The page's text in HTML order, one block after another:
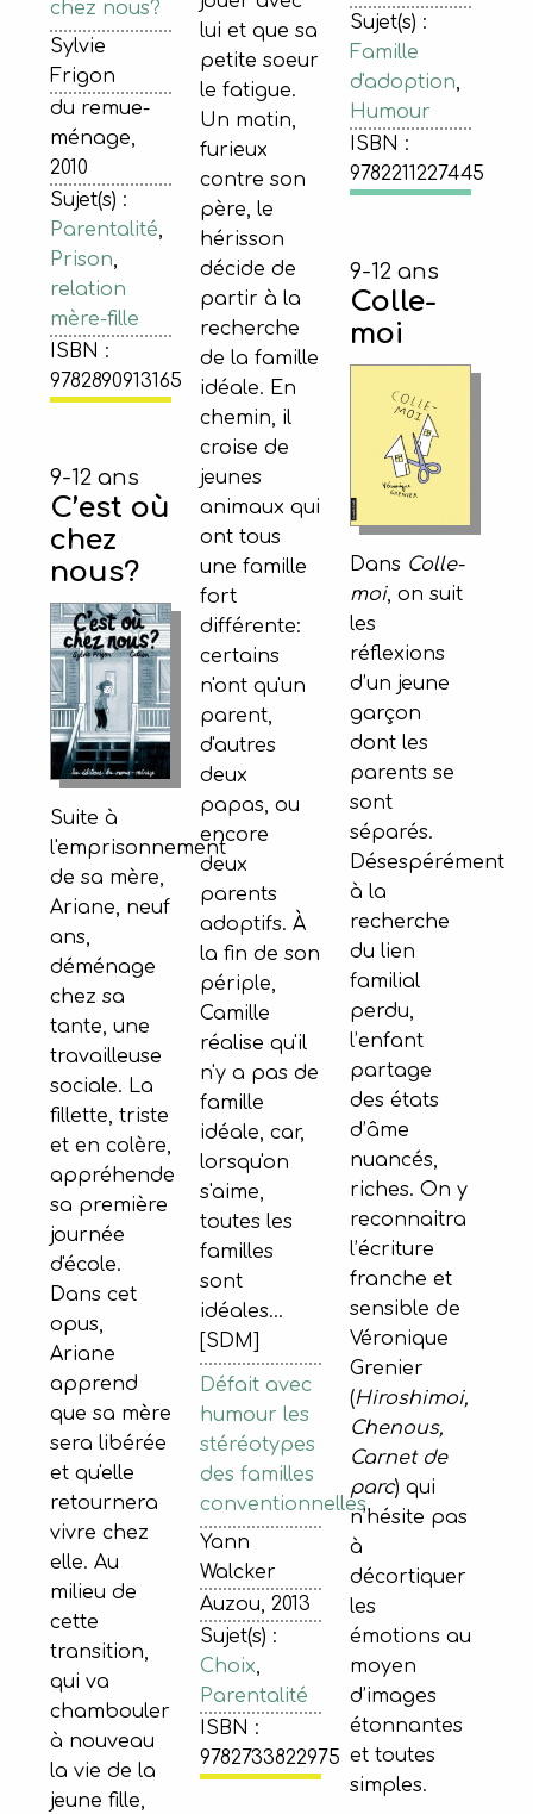
chez nous?
Sylvie
Frigon
du remue-
ménage,
2010
Sujet(s) :
Parentalité,
Prison,
relation
mère-fille
ISBN :
9782890913165
Sujet(s) :
Famille
d'adoption,
Humour
ISBN :
9782211227445
9-12 ans
C’est où
chez
nous?
Suite à
l'emprisonnement
de sa mère,
Ariane, neuf
ans,
déménage
chez sa
tante, une
travailleuse
sociale. La
fillette, triste
et en colère,
appréhende
sa première
journée
d'école.
Dans cet
opus,
Ariane
apprend
que sa mère
sera libérée
et qu'elle
retournera
vivre chez
elle. Au
milieu de
cette
transition,
qui va
chambouler
à nouveau
la vie de la
jeune fille,
lui et que sa
petite soeur
le fatigue.
Un matin,
furieux
contre son
père, le
hérisson
décide de
partir à la
recherche
de la famille
idéale. En
chemin, il
croise de
jeunes
animaux qui
ont tous
une famille
fort
différente:
certains
n'ont qu'un
parent,
d'autres
deux
papas, ou
encore
deux
parents
adoptifs. À
la fin de son
périple,
Camille
réalise qu'il
n'y a pas de
famille
idéale, car,
lorsqu'on
s'aime,
toutes les
familles
sont
idéales...
[SDM]
Défait avec
humour les
stéréotypes
des familles
conventionnelles.
Yann
Walcker
Auzou, 2013
Sujet(s) :
Choix,
Parentalité
ISBN :
9782733822975
9-12 ans
Colle-
moi
Dans Colle-
moi, on suit
les
réflexions
d’un jeune
garçon
dont les
parents se
sont
séparés.
Désespérément
à la
recherche
du lien
familial
perdu,
l’enfant
partage
des états
d’âme
nuancés,
riches. On y
reconnaitra
l’écriture
franche et
sensible de
Véronique
Grenier
(Hiroshimoi,
Chenous,
Carnet de
parc) qui
n’hésite pas
à
décortiquer
les
émotions au
moyen
d’images
étonnantes
et toutes
simples.